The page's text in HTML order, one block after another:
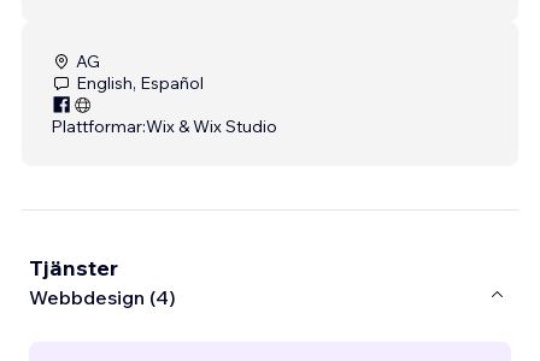
AG
English, Español
Plattformar:Wix & Wix Studio
Tjänster
Webbdesign (4)